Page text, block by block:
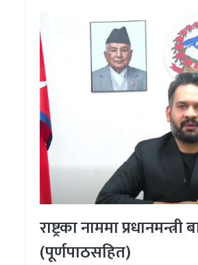
राष्ट्रका नाममा
(पूर्णपाठसहित)